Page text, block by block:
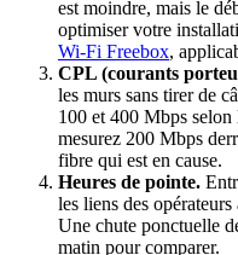
est moindre, mais le
optimiser votre
Wi-Fi Freebox,
CPL (courants
les murs sans tirer de
100 et 400 Mbps
mesurez 200 Mbps
fibre qui est en cause.
Heures de pointe.
les liens des
Une chute ponctuelle
matin pour comparer.